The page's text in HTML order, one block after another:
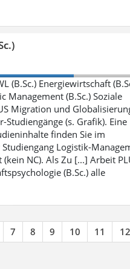
(B.Sc.) Energiewirtschaft
Management (B.Sc.) Soziale
Migration und
Studiengänge (s. Grafik). Eine
finden Sie im
Studiengang Logistik-
NC). Als Zu [...] Arbeit
(B.Sc.) alle
7 8 9 10 11 12